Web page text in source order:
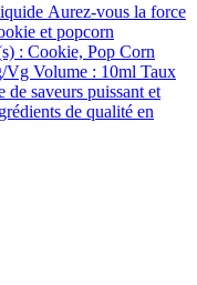
Aurez­-vous la force
et popcorn
: Cookie, Pop Corn
Vg Volume : 10ml Taux
saveurs puissant et
de qualité en